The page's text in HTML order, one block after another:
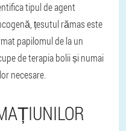
tipul de agent
țesutul rămas este
papilomul de la un
de terapia bolii și numai
necesare.